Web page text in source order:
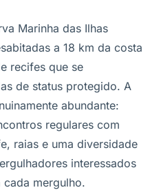
Marinha das Ilhas
a 18 km da costa
recifes que se
de status protegido. A
abundante:
regulares com
raias e uma diversidade
interessados
mergulho.